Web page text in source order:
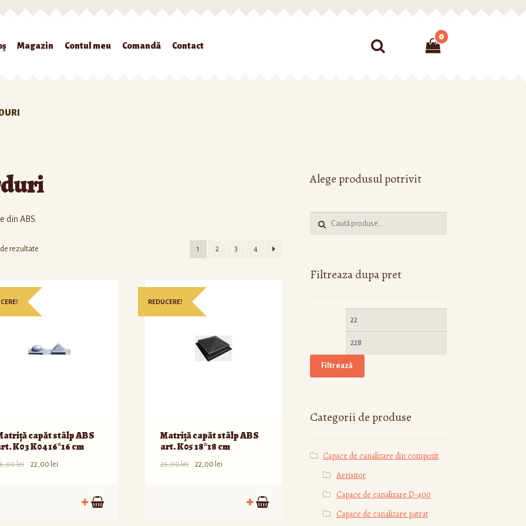
Magazin Contul meu Comandă Contact
0
din ABS.
de rezultate 1 2 3 4
capăt stâlp ABS
K03 K04 16*16 cm
lei 22,00 lei
Matriță capăt stâlp ABS
art. K05 18*18 cm
REDUCERE!
26,00lei 22,00 lei
Alege produsul potrivit
Caută:
Filtreaza dupa pret
Filtrează
Categorii de produse
Capace de canalizare din compozit
Aerisitor
Capace de canalizare D-400
Capace de canalizare patrat